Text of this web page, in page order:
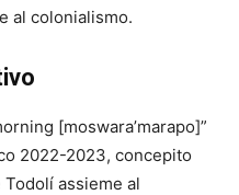
al colonialismo.
[moswara’marapo]”
2022-2023, concepito
assieme al